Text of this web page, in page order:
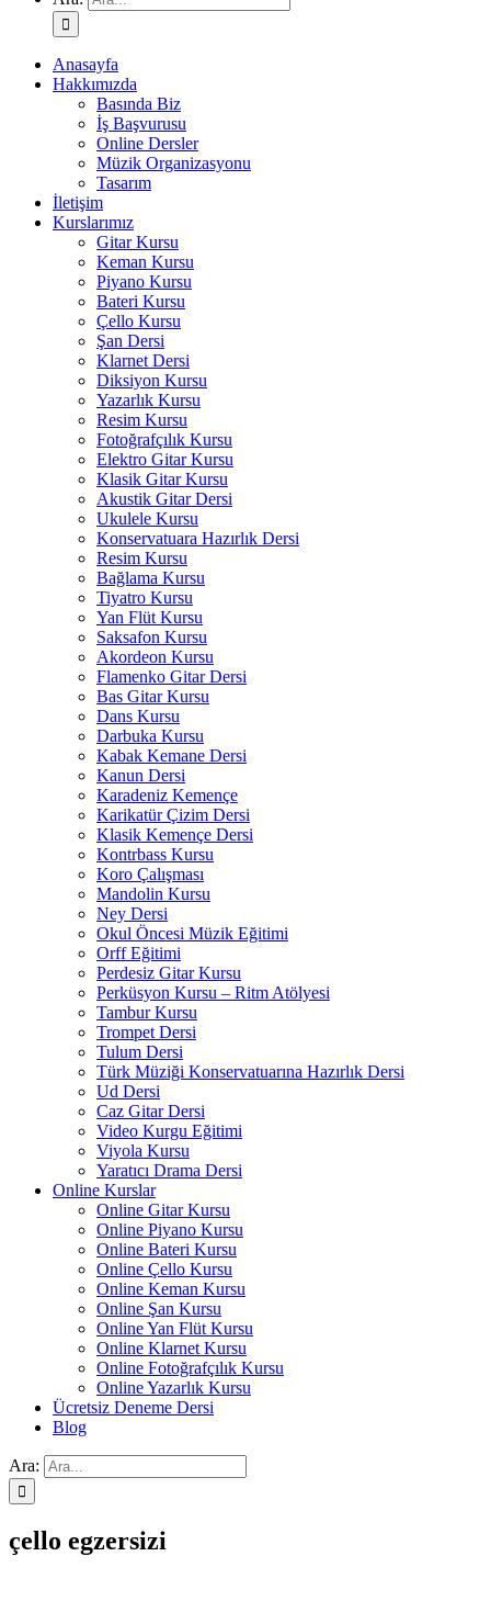
Anasayfa
Hakkımızda
Basında Biz
İş Başvurusu
Online Dersler
Müzik Organizasyonu
Tasarım
İletişim
Kurslarımız
Gitar Kursu
Keman Kursu
Piyano Kursu
Bateri Kursu
Çello Kursu
Şan Dersi
Klarnet Dersi
Diksiyon Kursu
Yazarlık Kursu
Resim Kursu
Fotoğrafçılık Kursu
Elektro Gitar Kursu
Klasik Gitar Kursu
Akustik Gitar Dersi
Ukulele Kursu
Konservatuara Hazırlık Dersi
Resim Kursu
Bağlama Kursu
Tiyatro Kursu
Yan Flüt Kursu
Saksafon Kursu
Akordeon Kursu
Flamenko Gitar Dersi
Bas Gitar Kursu
Dans Kursu
Darbuka Kursu
Kabak Kemane Dersi
Kanun Dersi
Karadeniz Kemençe
Karikatür Çizim Dersi
Klasik Kemençe Dersi
Kontrbass Kursu
Koro Çalışması
Mandolin Kursu
Ney Dersi
Okul Öncesi Müzik Eğitimi
Orff Eğitimi
Perdesiz Gitar Kursu
Perküsyon Kursu – Ritm Atölyesi
Tambur Kursu
Trompet Dersi
Tulum Dersi
Türk Müziği Konservatuarına Hazırlık Dersi
Ud Dersi
Caz Gitar Dersi
Video Kurgu Eğitimi
Viyola Kursu
Yaratıcı Drama Dersi
Online Kurslar
Online Gitar Kursu
Online Piyano Kursu
Online Bateri Kursu
Online Çello Kursu
Online Keman Kursu
Online Şan Kursu
Online Yan Flüt Kursu
Online Klarnet Kursu
Online Fotoğrafçılık Kursu
Online Yazarlık Kursu
Ücretsiz Deneme Dersi
Blog
Ara:
çello egzersizi